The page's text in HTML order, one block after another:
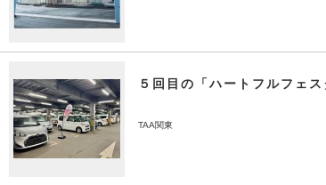
５回目の「ハートフルフェ
TAA関東